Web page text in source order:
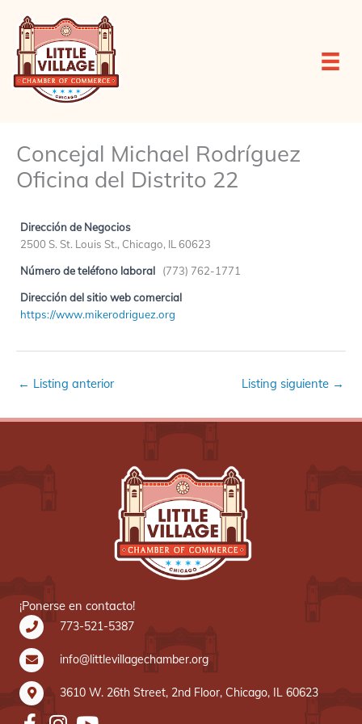
contenido
Concejal Michael Rodríguez
Oficina del Distrito 22
Dirección de Negocios
2500 S. St. Louis St., Chicago, IL 60623
Número de teléfono laboral (773) 762-1771
Dirección del sitio web comercial
https://www.mikerodriguez.org
← Listing anterior Listing siguiente →
¡Ponerse en contacto!
773-521-5387
info@littlevillagechamber.org
3610 W. 26th Street, 2nd Floor, Chicago, IL 60623